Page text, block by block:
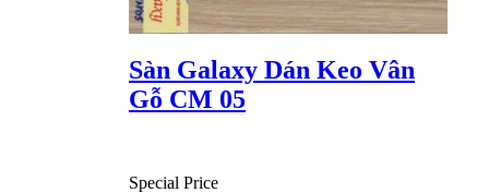
Sàn Galaxy Dán Keo Vân
Gỗ CM 05
Special Price